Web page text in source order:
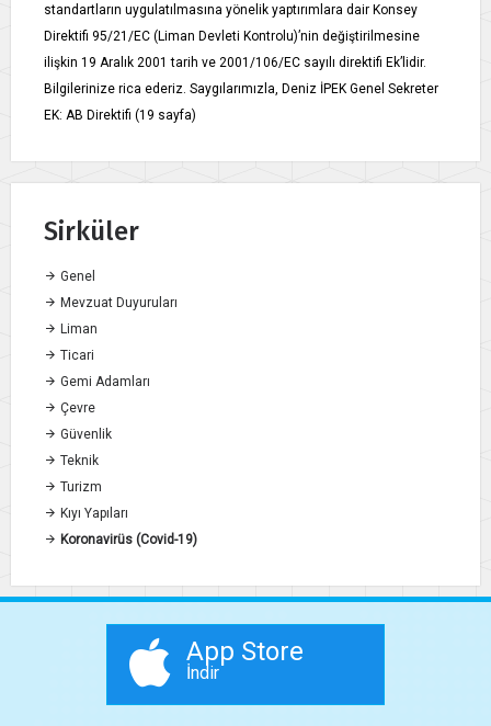
standartların uygulatılmasına yönelik yaptırımlara dair Konsey
Direktifi 95/21/EC (Liman Devleti Kontrolu)’nin değiştirilmesine
ilişkin 19 Aralık 2001 tarih ve 2001/106/EC sayılı direktifi Ek’lidir.
Bilgilerinize rica ederiz. Saygılarımızla, Deniz İPEK Genel Sekreter
EK: AB Direktifi (19 sayfa)
Sirküler
Genel
Mevzuat Duyuruları
Liman
Ticari
Gemi Adamları
Çevre
Güvenlik
Teknik
Turizm
Kıyı Yapıları
Koronavirüs (Covid-19)
App Store
İndir